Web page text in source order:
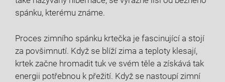
spánku, kterému známe.
Proces zimního spánku krtečka je fascinující a stojí
za povšimnutí. Když se blíží zima a teploty klesají,
krtek začne hromadit tuk ve svém těle a získává tak
energii potřebnou k přežití. Když se nastoupí zimní